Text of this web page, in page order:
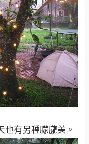
也有另種朦朧美。